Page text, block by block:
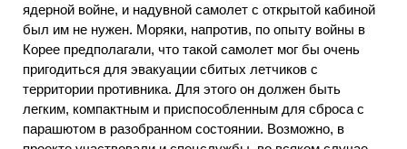
ядерной войне, и надувной самолет с открытой кабиной
был им не нужен. Моряки, напротив, по опыту войны в
Корее предполагали, что такой самолет мог бы очень
пригодиться для эвакуации сбитых летчиков с
территории противника. Для этого он должен быть
легким, компактным и приспособленным для сброса с
парашютом в разобранном состоянии. Возможно, в